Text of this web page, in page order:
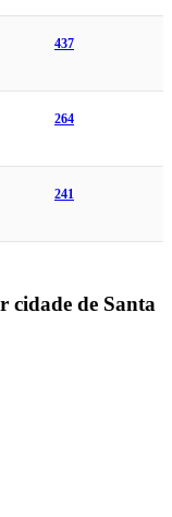
437
264
241
cidade de Santa